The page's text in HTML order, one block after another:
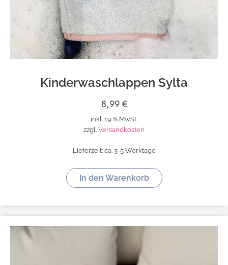
Kinderwaschlappen Sylta
8,99€
inkl. 19 % MwSt.
zzgl. Versandkosten
Lieferzeit: ca. 3-5 Werktage
In den Warenkorb